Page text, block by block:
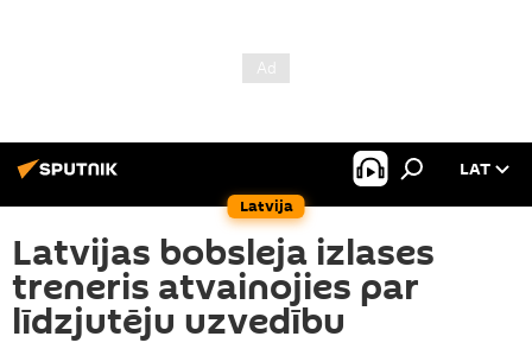
Latvija
LAT
Latvijas bobsleja izlases
treneris atvainojies par
līdzjutēju uzvedību